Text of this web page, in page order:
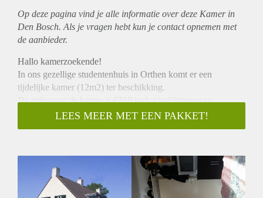
Op deze pagina vind je alle informatie over deze Kamer in
Den Bosch. Als je vragen hebt kun je contact opnemen met
de aanbieder.
Hallo kamerzoekende!
In ons gezellige studentenhuis in Orthen komt er een
tijdelijke kamer (12m2) ter beschikking.
De prijs voor de kamer is €310 incl. g/w/l/internet en
wekelijkse schoonmaak.
Het huis is voorzien van gezamenlijke keuken, woonkamer, 4
Het is 12 minuten fietsen naar de Onderwijsboulevard, 10
minuten naar het centrum en centraal station en 5 minuutjes
naar de supermarkt.
LEES MEER MET EEN PAKKET!